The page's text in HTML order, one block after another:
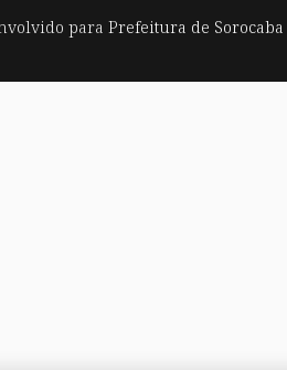
paraPrefeitura de Sorocaba